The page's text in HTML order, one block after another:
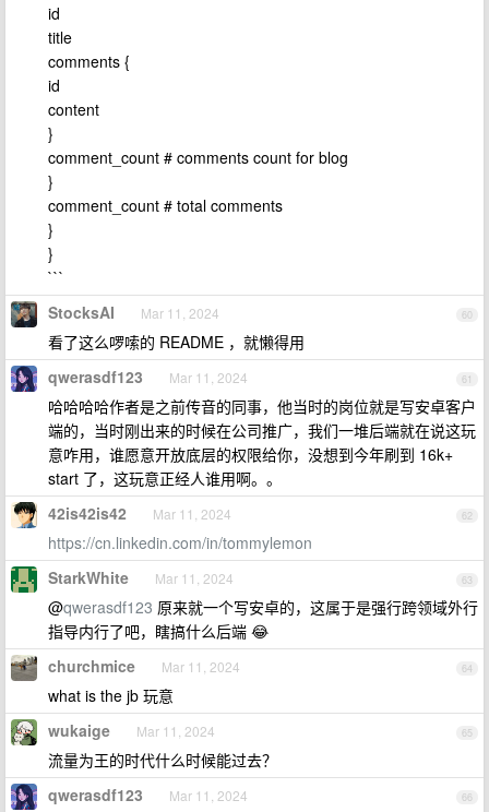
id
title
comments {
id
content
}
comment_count # comments count for blog
}
comment_count # total comments
}
}
```
60
StocksAI Mar 11, 2024
看了这么啰嗦的 README ，就懒得用
61
qwerasdf123 Mar 11, 2024
哈哈哈哈作者是之前传音的同事，他当时的岗位就是写安卓客户
端的，当时刚出来的时候在公司推广，我们一堆后端就在说这玩
意咋用，谁愿意开放底层的权限给你，没想到今年刷到 16k+
start 了，这玩意正经人谁用啊。。
62
42is42is42 Mar 11, 2024
https://cn.linkedin.com/in/tommylemon
63
StarkWhite Mar 11, 2024
@qwerasdf123 原来就一个写安卓的，这属于是强行跨领域外行
指导内行了吧，瞎搞什么后端 😂
64
churchmice Mar 11, 2024
what is the jb 玩意
65
wukaige Mar 11, 2024
流量为王的时代什么时候能过去？
66
qwerasdf123 Mar 11, 2024